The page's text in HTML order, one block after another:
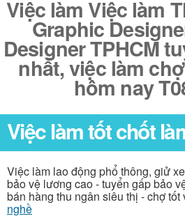
Việc làm Việc làm
Graphic
Designer TPHCM
nhất, việc làm
hôm nay
Việc làm tốt chốt
Việc làm lao động phổ thông, giử
bảo vệ lương cao - tuyển gấp bảo
bán hàng thu ngân siêu thị - chợ tốt
nghề